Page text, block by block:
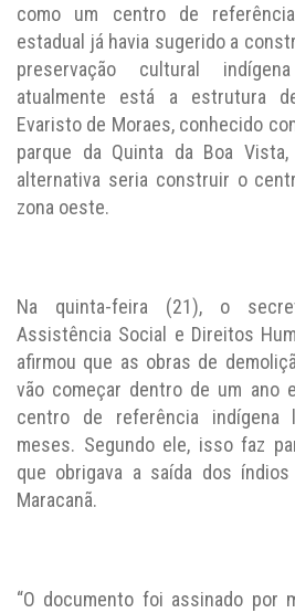
como um centro de
estadual já havia sugerido a
preservação cultural
atualmente está a estrutura
Evaristo de Moraes, conhecido
parque da Quinta da Boa
alternativa seria construir o
zona oeste.
Na quinta-feira (21), o
Assistência Social e Direitos
afirmou que as obras de
vão começar dentro de um ano
centro de referência
meses. Segundo ele, isso faz
que obrigava a saída dos
Maracanã.
“O documento foi assinado por